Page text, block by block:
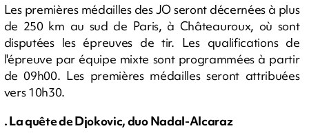
Les premières médailles des JO seront décernées à plus
de 250 km au sud de Paris, à Châteauroux, où sont
disputées les épreuves de tir. Les qualifications de
l'épreuve par équipe mixte sont programmées à partir
de 09h00. Les premières médailles seront attribuées
vers 10h30.
. La quête de Djokovic, duo Nadal-Alcaraz